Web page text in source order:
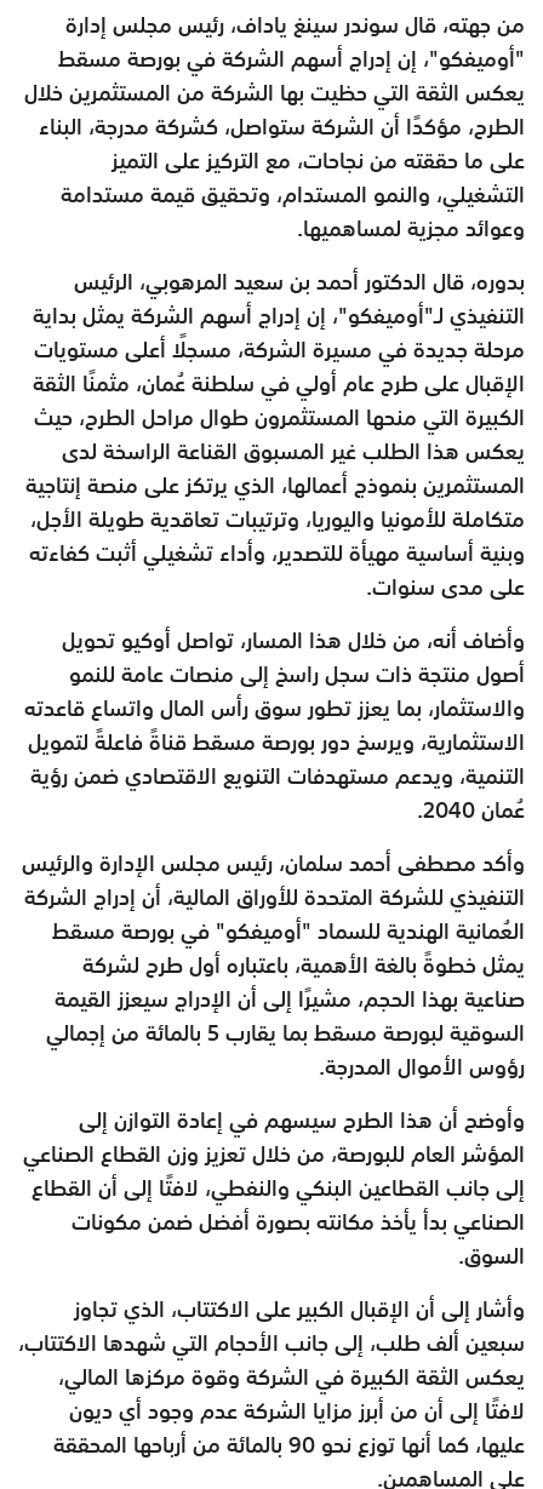
من جهته، قال سوندر سينغ ياداف، رئيس مجلس إدارة
"أوميفكو"، إن إدراج أسهم الشركة في بورصة مسقط
يعكس الثقة التي حظيت بها الشركة من المستثمرين خلال
الطرح، مؤكدًا أن الشركة ستواصل، كشركة مدرجة، البناء
على ما حققته من نجاحات، مع التركيز على التميز
التشغيلي، والنمو المستدام، وتحقيق قيمة مستدامة
وعوائد مجزية لمساهميها.
بدوره، قال الدكتور أحمد بن سعيد المرهوبي، الرئيس
التنفيذي لـ"أوميفكو"، إن إدراج أسهم الشركة يمثل بداية
مرحلة جديدة في مسيرة الشركة، مسجلًا أعلى مستويات
الإقبال على طرح عام أولي في سلطنة عُمان، مثمنًا الثقة
الكبيرة التي منحها المستثمرون طوال مراحل الطرح، حيث
يعكس هذا الطلب غير المسبوق القناعة الراسخة لدى
المستثمرين بنموذج أعمالها، الذي يرتكز على منصة إنتاجية
متكاملة للأمونيا واليوريا، وترتيبات تعاقدية طويلة الأجل،
وبنية أساسية مهيأة للتصدير، وأداء تشغيلي أثبت كفاءته
على مدى سنوات.
وأضاف أنه، من خلال هذا المسار، تواصل أوكيو تحويل
أصول منتجة ذات سجل راسخ إلى منصات عامة للنمو
والاستثمار، بما يعزز تطور سوق رأس المال واتساع قاعدته
الاستثمارية، ويرسخ دور بورصة مسقط قناةً فاعلةً لتمويل
التنمية، ويدعم مستهدفات التنويع الاقتصادي ضمن رؤية
عُمان 2040.
وأكد مصطفى أحمد سلمان، رئيس مجلس الإدارة والرئيس
التنفيذي للشركة المتحدة للأوراق المالية، أن إدراج الشركة
العُمانية الهندية للسماد "أوميفكو" في بورصة مسقط
يمثل خطوةً بالغة الأهمية، باعتباره أول طرح لشركة
صناعية بهذا الحجم، مشيرًا إلى أن الإدراج سيعزز القيمة
السوقية لبورصة مسقط بما يقارب 5 بالمائة من إجمالي
رؤوس الأموال المدرجة.
وأوضح أن هذا الطرح سيسهم في إعادة التوازن إلى
المؤشر العام للبورصة، من خلال تعزيز وزن القطاع الصناعي
إلى جانب القطاعين البنكي والنفطي، لافتًا إلى أن القطاع
الصناعي بدأ يأخذ مكانته بصورة أفضل ضمن مكونات
السوق.
وأشار إلى أن الإقبال الكبير على الاكتتاب، الذي تجاوز
سبعين ألف طلب، إلى جانب الأحجام التي شهدها الاكتتاب،
يعكس الثقة الكبيرة في الشركة وقوة مركزها المالي،
لافتًا إلى أن من أبرز مزايا الشركة عدم وجود أي ديون
عليها، كما أنها توزع نحو 90 بالمائة من أرباحها المحققة
على المساهمين.